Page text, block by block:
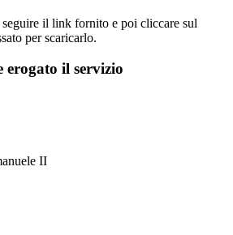
seguire il link fornito e poi cliccare sul
per scaricarlo.
il servizio
II